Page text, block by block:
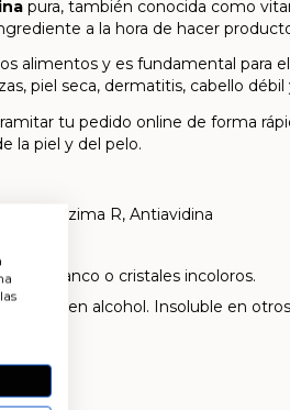
pura, también conocida como
a la hora de hacer
alimentos y es fundamental
piel seca, dermatitis, cabello débil
tu pedido online de forma
la piel y del pelo.
Coenzima R, Antiavidina
casi blanco o cristales incoloros.
agua y en alcohol. Insoluble en